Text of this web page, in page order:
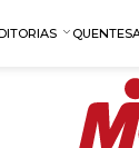
QUENTES